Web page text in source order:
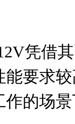
凭借
要求
的场